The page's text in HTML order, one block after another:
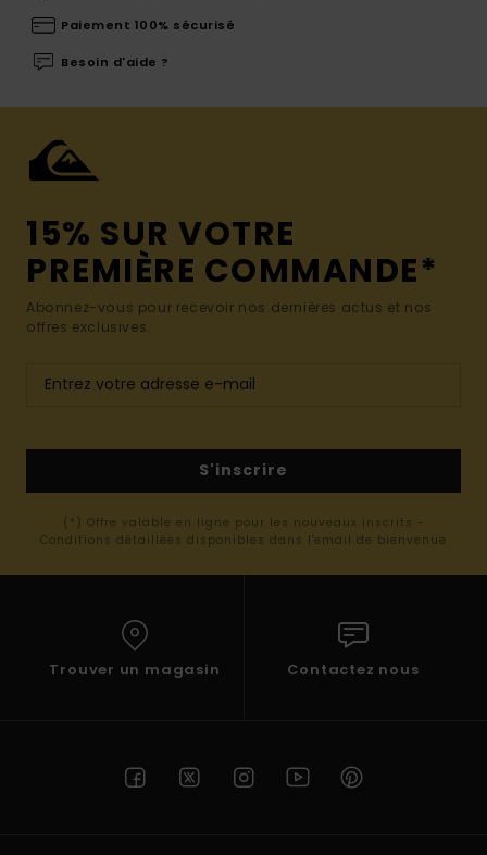
Paiement 100% sécurisé
Besoin d'aide ?
15% SUR VOTRE
PREMIÈRE COMMANDE*
Abonnez-vous pour recevoir nos dernières actus et nos
offres exclusives.
S'inscrire
(*) Offre valable en ligne pour les nouveaux inscrits -
Conditions détaillées disponibles dans l'email de bienvenue
Trouver un magasin Contactez nous